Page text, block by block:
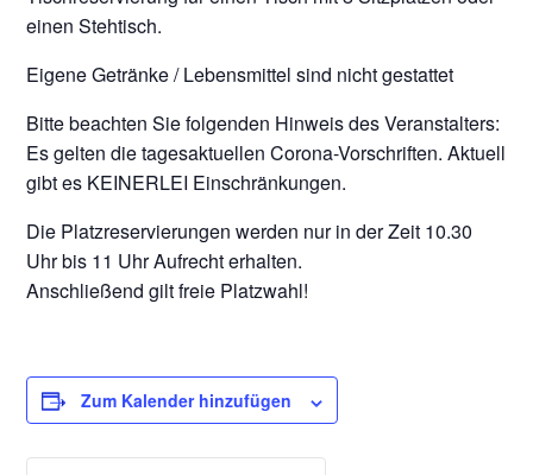
einen Stehtisch.
Eigene Getränke / Lebensmittel sind nicht gestattet
Bitte beachten Sie folgenden Hinweis des Veranstalters:
Es gelten die tagesaktuellen Corona-Vorschriften. Aktuell
gibt es KEINERLEI Einschränkungen.
Die Platzreservierungen werden nur in der Zeit 10.30
Uhr bis 11 Uhr Aufrecht erhalten.
Anschließend gilt freie Platzwahl!
Zum Kalender hinzufügen